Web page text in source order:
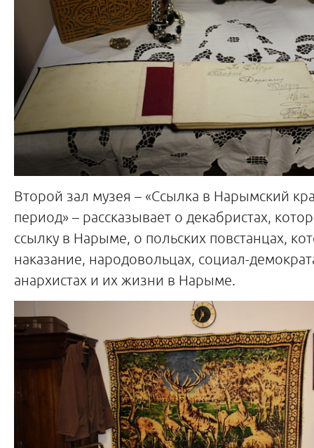
Второй зал музея – «Ссылка в Нарымский
период» – рассказывает о декабристах,
ссылку в Нарыме, о польских повстанцах,
наказание, народовольцах, социал-
анархистах и их жизни в Нарыме.